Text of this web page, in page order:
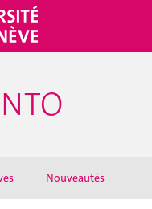
Nouveautés